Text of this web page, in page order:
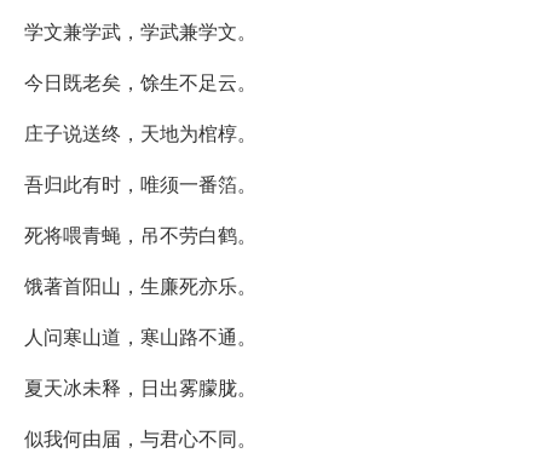
学文兼学武，学武兼学文。
今日既老矣，馀生不足云。
庄子说送终，天地为棺椁。
吾归此有时，唯须一番箔。
死将喂青蝇，吊不劳白鹤。
饿著首阳山，生廉死亦乐。
人问寒山道，寒山路不通。
夏天冰未释，日出雾朦胧。
似我何由届，与君心不同。